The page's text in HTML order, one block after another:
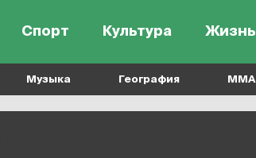
Спорт Культура Жизнь
Музыка География MMA